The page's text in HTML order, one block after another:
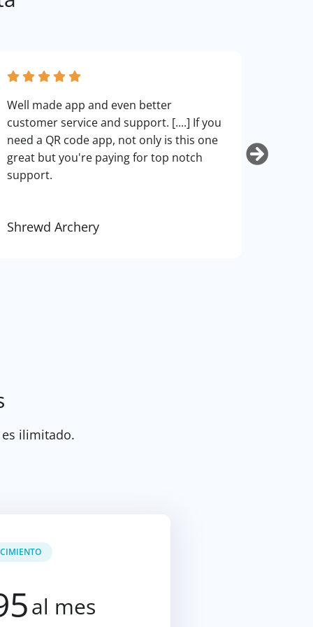
Well made app and even better
customer service and support. [....] If you
need a QR code app, not only is this one
great but you're paying for top notch
support.
Shrewd Archery
ilimitado.
al mes